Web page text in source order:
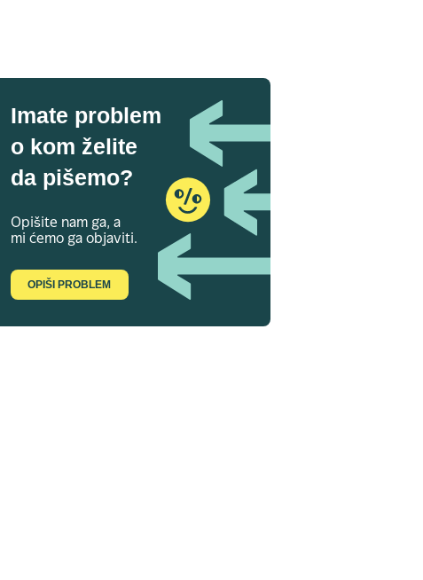
Imate problem
o kom želite
da pišemo?
Opišite nam ga, a
mi ćemo ga objaviti.
OPIŠI PROBLEM